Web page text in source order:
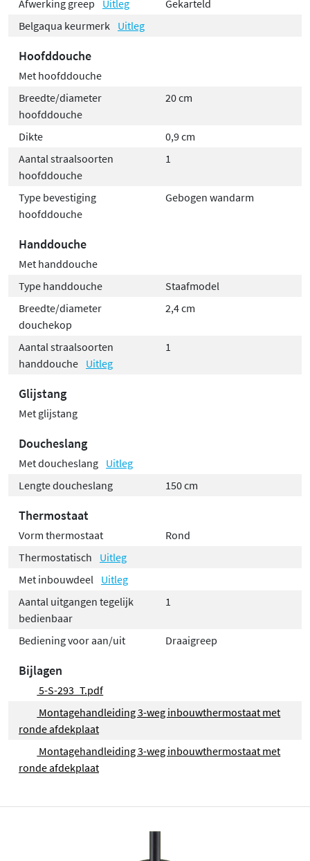
Afwerking greep Uitleg
Gekarteld
Belgaqua keurmerk
Uitleg
Hoofddouche
Met hoofddouche
Breedte/diameter
hoofddouche
20 cm
Dikte
0,9 cm
Aantal straalsoorten
hoofddouche
1
Type bevestiging
hoofddouche
Gebogen wandarm
Handdouche
Met handdouche
Type handdouche
Staafmodel
Breedte/diameter
douchekop
2,4 cm
Aantal straalsoorten
handdouche Uitleg
1
Glijstang
Met glijstang
Doucheslang
Met doucheslang Uitleg
Lengte doucheslang
150 cm
Thermostaat
Vorm thermostaat
Rond
Thermostatisch
Uitleg
Met inbouwdeel
Uitleg
Aantal uitgangen tegelijk
bedienbaar
1
Bediening voor aan/uit Draaigreep
Bijlagen
5-S-293_T.pdf
Montagehandleiding 3-weg inbouwthermostaat met
ronde afdekplaat
Montagehandleiding 3-weg inbouwthermostaat met
ronde afdekplaat